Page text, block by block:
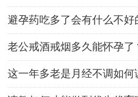
避孕药吃多了会有什么不好
老公戒酒戒烟多久能怀孕了
这一年多老是月经不调如何